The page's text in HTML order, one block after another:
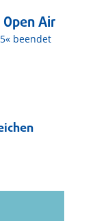
Air
beendet